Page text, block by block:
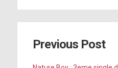
Previous Post